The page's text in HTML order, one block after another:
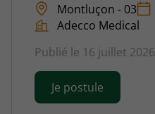
Montluçon - 03
Adecco Medical
Publié le 16 juillet 2026
Je postule